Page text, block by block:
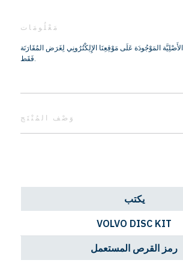
مَعْلُومَات
المَوْجُودَة عَلَى مَوْقِعِنَا الإِلِكْتُرُونِي لِغَرَض المُقَارَنَة
فَقَط.
وَصْف المُنْتَج
يكتب
VOLVO DISC KIT
رمز القرص المستعمل